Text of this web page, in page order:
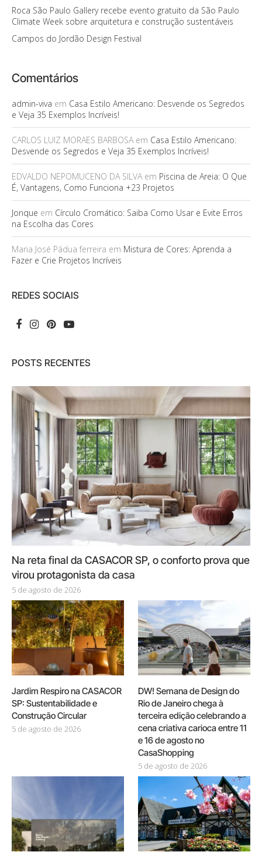
Roca São Paulo Gallery recebe evento gratuito da São Paulo
Climate Week sobre arquitetura e construção sustentáveis
Campos do Jordão Design Festival
Comentários
admin-viva em Casa Estilo Americano: Desvende os Segredos
e Veja 35 Exemplos Incríveis!
CARLOS LUIZ MORAES BARBOSAem Casa Estilo Americano:
Desvende os Segredos e Veja 35 Exemplos Incríveis!
EDVALDO NEPOMUCENO DA SILVAem Piscina de Areia: O Que
É, Vantagens, Como Funciona +23 Projetos
Jonque em Círculo Cromático: Saiba Como Usar e Evite Erros
na Escolha das Cores
Maria José Pádua ferreira em Mistura de Cores: Aprenda a
Fazer e Crie Projetos Incríveis
REDES SOCIAIS
POSTS RECENTES
Na reta final da CASACOR SP, o conforto prova que
virou protagonista da casa
5 de agosto de 2026
Jardim Respiro na CASACOR
SP: Sustentabilidade e
Construção Circular
5 de agosto de 2026
DW! Semana de Design do
Rio de Janeiro chega à
terceira edição celebrando a
cena criativa carioca entre 11
e 16 de agosto no
CasaShopping
5 de agosto de 2026